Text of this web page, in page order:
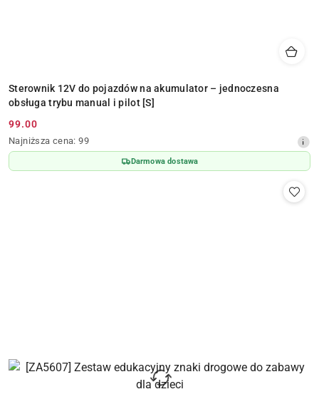
Sterownik 12V do pojazdów na akumulator – jednoczesna
obsługa trybu manual i pilot [S]
Cena
promocyjna:
99.00
Najniższa
cena
z
Najniższa cena: 99
Darmowa dostawa